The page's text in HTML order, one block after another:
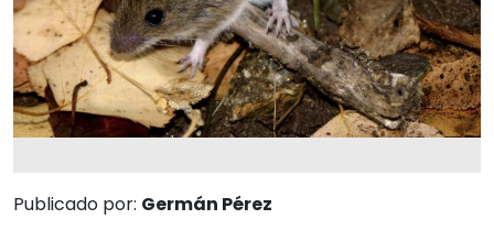
Publicado por: Germán Pérez